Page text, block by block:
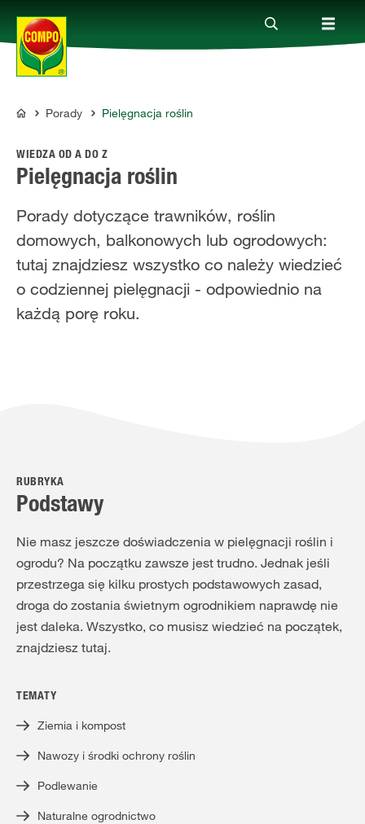
Produkty
Porady
Aktualne tematy
Kontakt
COMPO
Porady Pielęgnacja roślin
WIEDZA OD A DO Z
Pielęgnacja roślin
Porady dotyczące trawników, roślin
domowych, balkonowych lub ogrodowych:
tutaj znajdziesz wszystko co należy wiedzieć
o codziennej pielęgnacji - odpowiednio na
każdą porę roku.
RUBRYKA
Podstawy
Nie masz jeszcze doświadczenia w pielęgnacji roślin i
ogrodu? Na początku zawsze jest trudno. Jednak jeśli
przestrzega się kilku prostych podstawowych zasad,
droga do zostania świetnym ogrodnikiem naprawdę nie
jest daleka. Wszystko, co musisz wiedzieć na początek,
znajdziesz tutaj.
TEMATY
Ziemia i kompost
Nawozy i środki ochrony roślin
Podlewanie
Naturalne ogrodnictwo